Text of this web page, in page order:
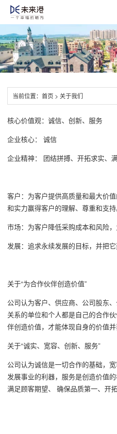
当前位置： 首页 > 关于我们
核心价值观：诚信、创新、服务
企业核心： 诚信
企业精神： 团结拼搏、开拓求实、
客户：为客户提供高质量和最大价
和实力赢得客户的理解、尊重和支持
市场：为客户降低采购成本和风险
发展：追求永续发展的目标，并把它
关于“为合作伙伴创造价值”
公司认为客户、供应商、公司股东
关系的单位和个人都是自己的合作
伴创造价值，才能体现自身的价值并
关于“诚实、宽容、创新、服务”
公司认为诚信是一切合作的基础，
发展事业的利器，服务是创造价值
满足顾客期望、 确保品质第一、开拓